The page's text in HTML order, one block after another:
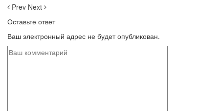
Prev Next
Оставьте ответ
Ваш электронный адрес не будет опубликован.